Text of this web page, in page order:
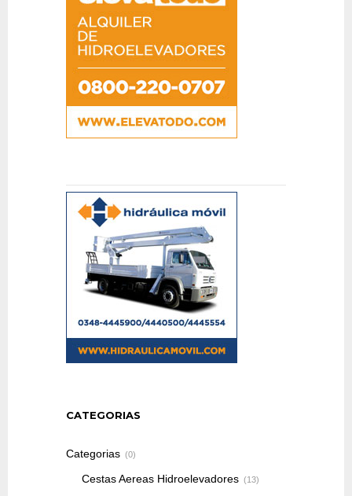
CATEGORIAS
Categorias (0)
Cestas Aereas Hidroelevadores (13)